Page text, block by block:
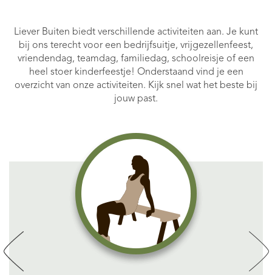
Liever Buiten biedt verschillende activiteiten aan. Je kunt
bij ons terecht voor een bedrijfsuitje, vrijgezellenfeest,
vriendendag, teamdag, familiedag, schoolreisje of een
heel stoer kinderfeestje! Onderstaand vind je een
overzicht van onze activiteiten. Kijk snel wat het beste bij
jouw past.